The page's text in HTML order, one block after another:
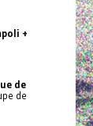
+
de
de